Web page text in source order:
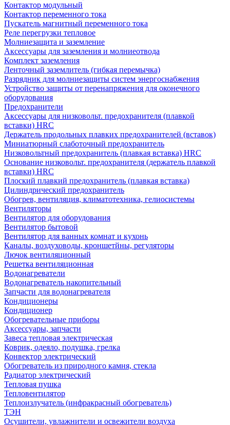
Контактор модульный
Контактор переменного тока
Пускатель магнитный переменного тока
Реле перегрузки тепловое
Молниезащита и заземление
Аксессуары для заземления и молниеотвода
Комплект заземления
Ленточный заземлитель (гибкая перемычка)
Разрядник для молниезащиты систем энергоснабжения
Устройство защиты от перенапряжения для оконечного
оборудования
Предохранители
Аксессуары для низковольт. предохранителя (плавкой
вставки) HRC
Держатель продольных плавких предохранителей (вставок)
Миниатюрный слаботочный предохранитель
Низковольтный предохранитель (плавкая вставка) HRC
Основание низковольт. предохранителя (держатель плавкой
вставки) HRC
Плоский плавкий предохранитель (плавкая вставка)
Цилиндрический предохранитель
Обогрев, вентиляция, климатотехника, гелиосистемы
Вентиляторы
Вентилятор для оборудования
Вентилятор бытовой
Вентилятор для ванных комнат и кухонь
Каналы, воздуховоды, кроншетйны, регуляторы
Лючок вентиляционный
Решетка вентиляционная
Водонагреватели
Водонагреватель накопительный
Запчасти для водонагревателя
Кондиционеры
Кондиционер
Обогревательные приборы
Аксессуары, запчасти
Завеса тепловая электрическая
Коврик, одеяло, подушка, грелка
Конвектор электрический
Обогреватель из природного камня, стекла
Радиатор электрический
Тепловая пушка
Тепловентилятор
Теплоизлучатель (инфракрасный обогреватель)
ТЭН
Осушители, увлажнители и освежители воздуха